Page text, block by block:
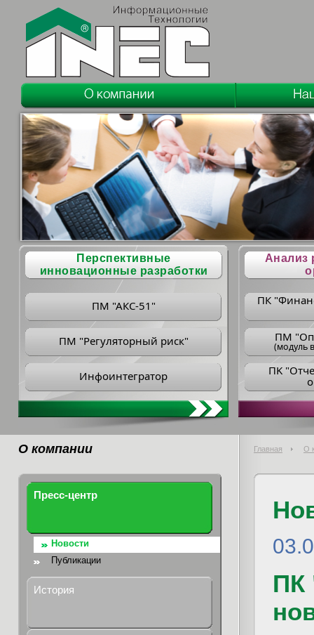
Перспективные
инновационные разработки
ПМ "АКС-51"
ПМ "Регуляторный риск"
Инфоинтегратор
Анализ
ПК
ПM
(модуль
ПK
О компании Главная О
Пресс-центр
Новости
Публикации
История
ПК